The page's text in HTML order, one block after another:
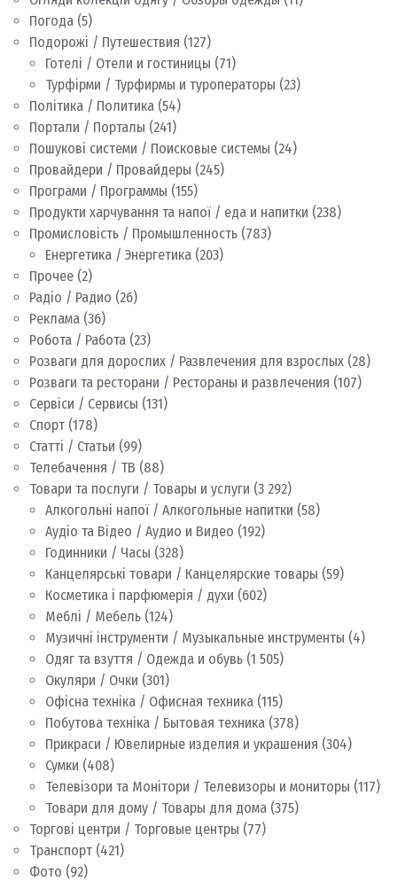
Погода (5)
Подорожі / Путешествия (127)
Готелі / Отели и гостиницы (71)
Турфірми / Турфирмы и туроператоры (23)
Політика / Политика (54)
Портали / Порталы (241)
Пошукові системи / Поисковые системы (24)
Провайдери / Провайдеры (245)
Програми / Программы (155)
Продукти харчування та напої / еда и напитки (238)
Промисловість / Промышленность (783)
Енергетика / Энергетика (203)
Прочее (2)
Радіо / Радио (26)
Реклама (36)
Робота / Работа (23)
Розваги для дорослих / Развлечения для взрослых (28)
Розваги та ресторани / Рестораны и развлечения (107)
Сервіси / Сервисы (131)
Спорт (178)
Статті / Статьи (99)
Телебачення / ТВ (88)
Товари та послуги / Товары и услуги (3 292)
Алкогольні напої / Алкогольные напитки (58)
Аудіо та Відео / Аудио и Видео (192)
Годинники / Часы (328)
Канцелярські товари / Канцелярские товары (59)
Косметика і парфюмерія / духи (602)
Меблі / Мебель (124)
Музичні інструменти / Музыкальные инструменты (4)
Одяг та взуття / Одежда и обувь (1 505)
Окуляри / Очки (301)
Офісна техніка / Офисная техника (115)
Побутова техніка / Бытовая техника (378)
Прикраси / Ювелирные изделия и украшения (304)
Сумки (408)
Телевізори та Монітори / Телевизоры и мониторы (117)
Товари для дому / Товары для дома (375)
Торгові центри / Торговые центры (77)
Транспорт (421)
Фото (92)